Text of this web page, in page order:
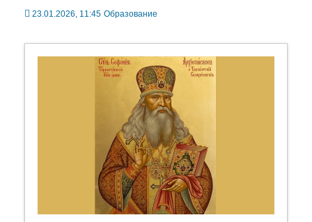
23.01.2026, 11:45 Образование